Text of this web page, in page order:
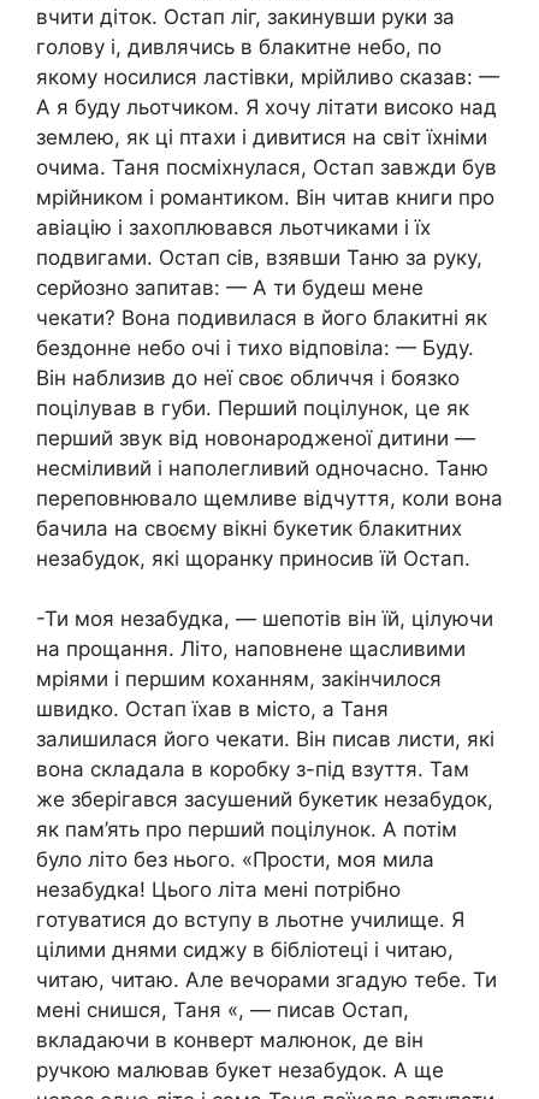
вчити діток. Остап ліг, закинувши руки за
голову і, дивлячись в блакитне небо, по
якому носилися ластівки, мрійливо сказав: —
А я буду льотчиком. Я хочу літати високо над
землею, як ці птахи і дивитися на світ їхніми
очима. Таня посміхнулася, Остап завжди був
мрійником і романтиком. Він читав книги про
авіацію і захоплювався льотчиками і їх
подвигами. Остап сів, взявши Таню за руку,
серйозно запитав: — А ти будеш мене
чекати? Вона подивилася в його блакитні як
бездонне небо очі і тихо відповіла: — Буду.
Він наблизив до неї своє обличчя і боязко
поцілував в губи. Перший поцілунок, це як
перший звук від новонародженої дитини —
несміливий і наполегливий одночасно. Таню
переповнювало щемливе відчуття, коли вона
бачила на своєму вікні букетик блакитних
незабудок, які щоранку приносив їй Остап.
-Ти моя незабудка, — шепотів він їй, цілуючи
на прощання. Літо, наповнене щасливими
мріями і першим коханням, закінчилося
швидко. Остап їхав в місто, а Таня
залишилася його чекати. Він писав листи, які
вона складала в коробку з-під взуття. Там
же зберігався засушений букетик незабудок,
як пам’ять про перший поцілунок. А потім
було літо без нього. «Прости, моя мила
незабудка! Цього літа мені потрібно
готуватися до вступу в льотне училище. Я
цілими днями сиджу в бібліотеці і читаю,
читаю, читаю. Але вечорами згадую тебе. Ти
мені снишся, Таня «, — писав Остап,
вкладаючи в конверт малюнок, де він
ручкою малював букет незабудок. А ще